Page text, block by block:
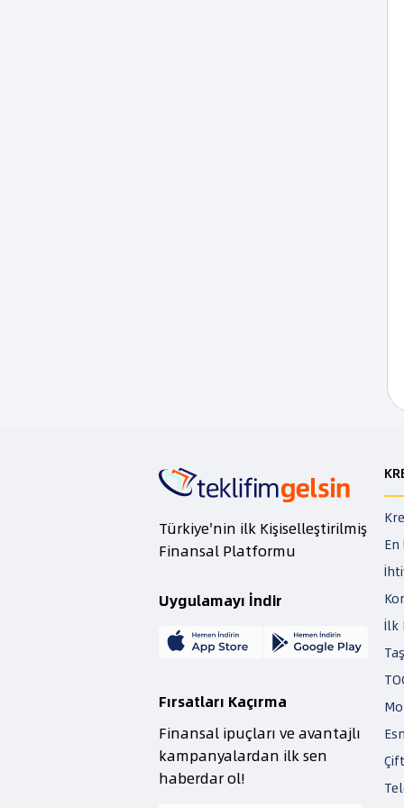
Türkiye'nin ilk Kişiselleştirilmiş
Finansal Platformu
Uygulamayı İndir
Fırsatları Kaçırma
Finansal ipuçları ve avantajlı
kampanyalardan ilk sen
haberdar ol!
İlk